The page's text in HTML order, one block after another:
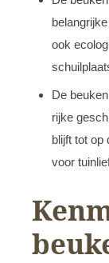
ook
De
rijke
blijft tot op
voor